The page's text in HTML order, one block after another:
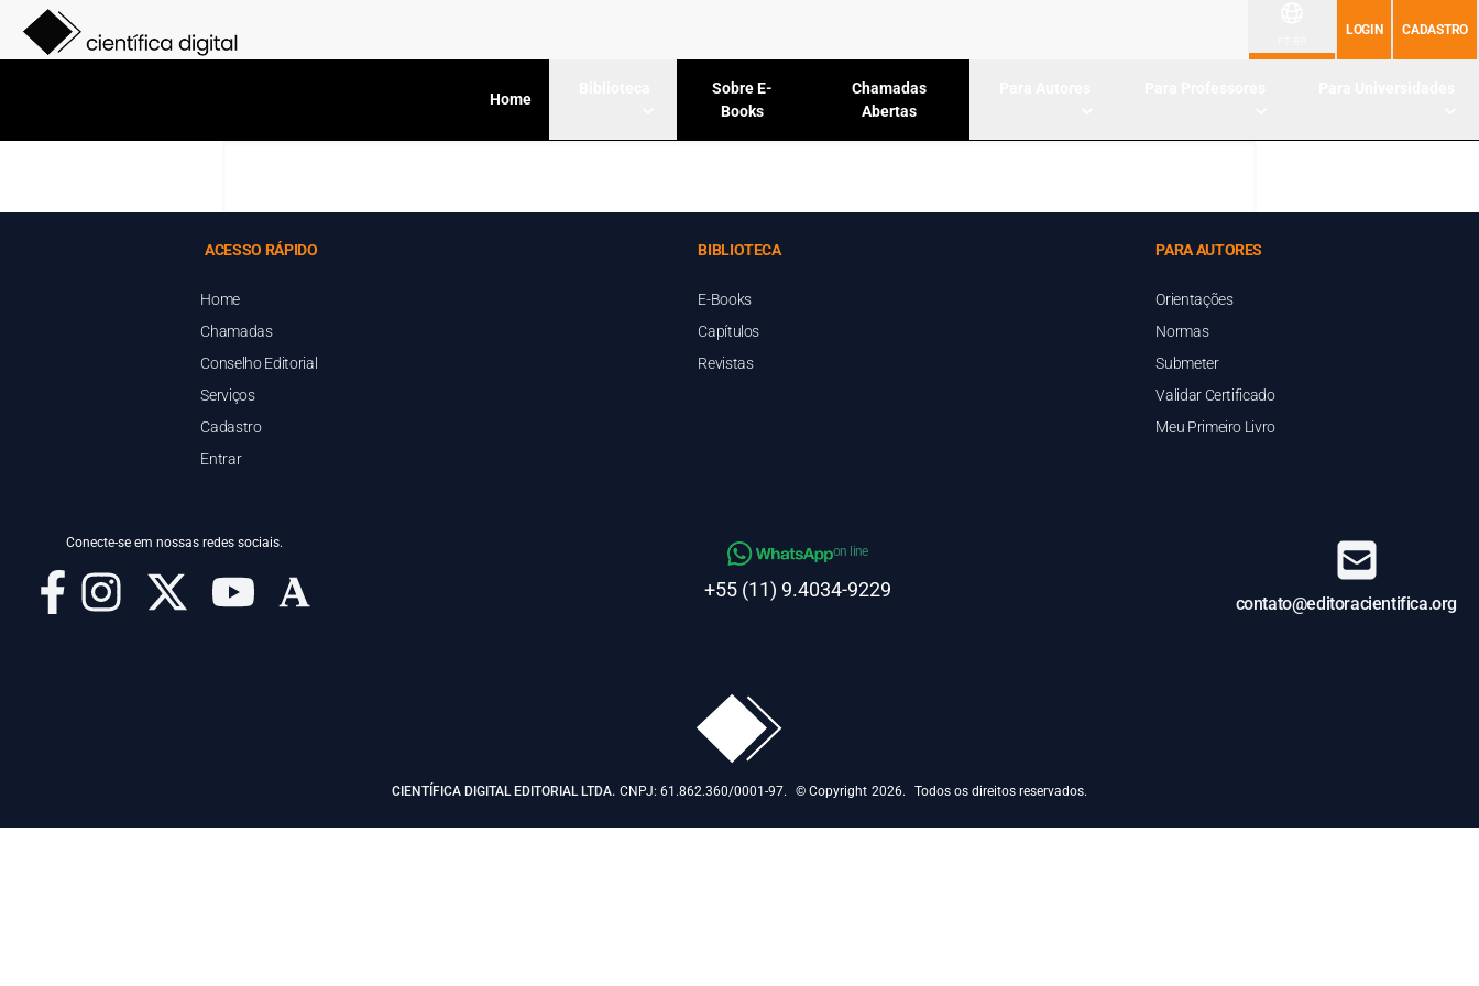
LOGIN CADASTRO
Home
Sobre E-
Books
Chamadas
Abertas
ACESSO RÁPIDO
Home
Chamadas
Conselho Editorial
Serviços
Cadastro
Entrar
BIBLIOTECA
E-Books
Capítulos
Revistas
PARA AUTORES
Orientações
Normas
Submeter
Validar Certificado
Meu Primeiro Livro
Conecte-se em nossas redes sociais.
on line
+55 (11) 9.4034-9229
contato@editoracientifica.org
CIENTÍFICA DIGITAL EDITORIAL LTDA. CNPJ: 61.862.360/0001-97. © Copyright 2026. Todos os direitos reservados.